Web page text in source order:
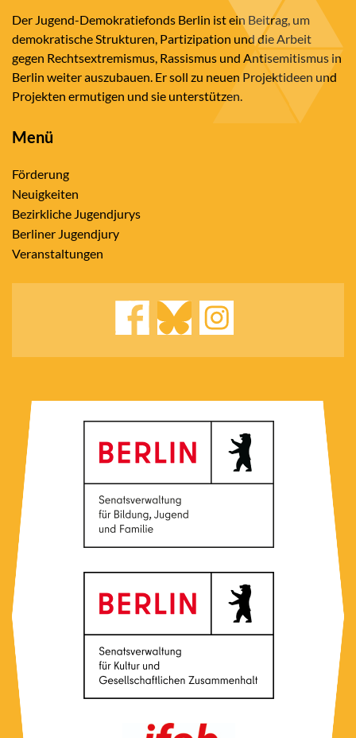
Der Jugend-Demokratiefonds Berlin ist ein Beitrag, um
demokratische Strukturen, Partizipation und die Arbeit
gegen Rechtsextremismus, Rassismus und Antisemitismus in
Berlin weiter auszubauen. Er soll zu neuen Projektideen und
Projekten ermutigen und sie unterstützen.
Menü
Förderung
Neuigkeiten
Bezirkliche Jugendjurys
Berliner Jugendjury
Veranstaltungen